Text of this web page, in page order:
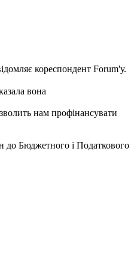
кореспондент Forum'у.
вона
нам профінансувати
до Бюджетного і Податкового